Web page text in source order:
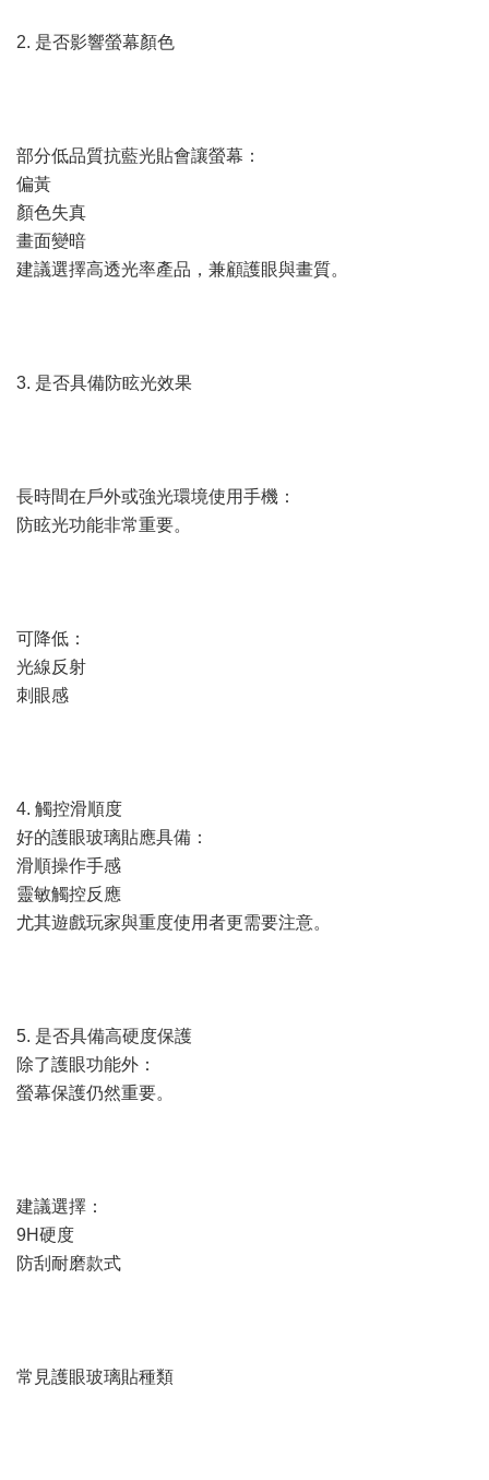
2. 是否影響螢幕顏色
部分低品質抗藍光貼會讓螢幕：
偏黃
顏色失真
畫面變暗
建議選擇高透光率產品，兼顧護眼與畫質。
3. 是否具備防眩光效果
長時間在戶外或強光環境使用手機：
防眩光功能非常重要。
可降低：
光線反射
刺眼感
4. 觸控滑順度
好的護眼玻璃貼應具備：
滑順操作手感
靈敏觸控反應
尤其遊戲玩家與重度使用者更需要注意。
5. 是否具備高硬度保護
除了護眼功能外：
螢幕保護仍然重要。
建議選擇：
9H硬度
防刮耐磨款式
常見護眼玻璃貼種類